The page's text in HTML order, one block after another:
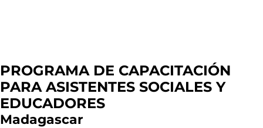
PROGRAMA DE CAPACITACIÓN
PARA ASISTENTES SOCIALES Y
EDUCADORES
Madagascar